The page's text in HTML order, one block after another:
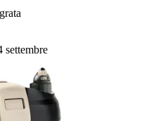
settembre